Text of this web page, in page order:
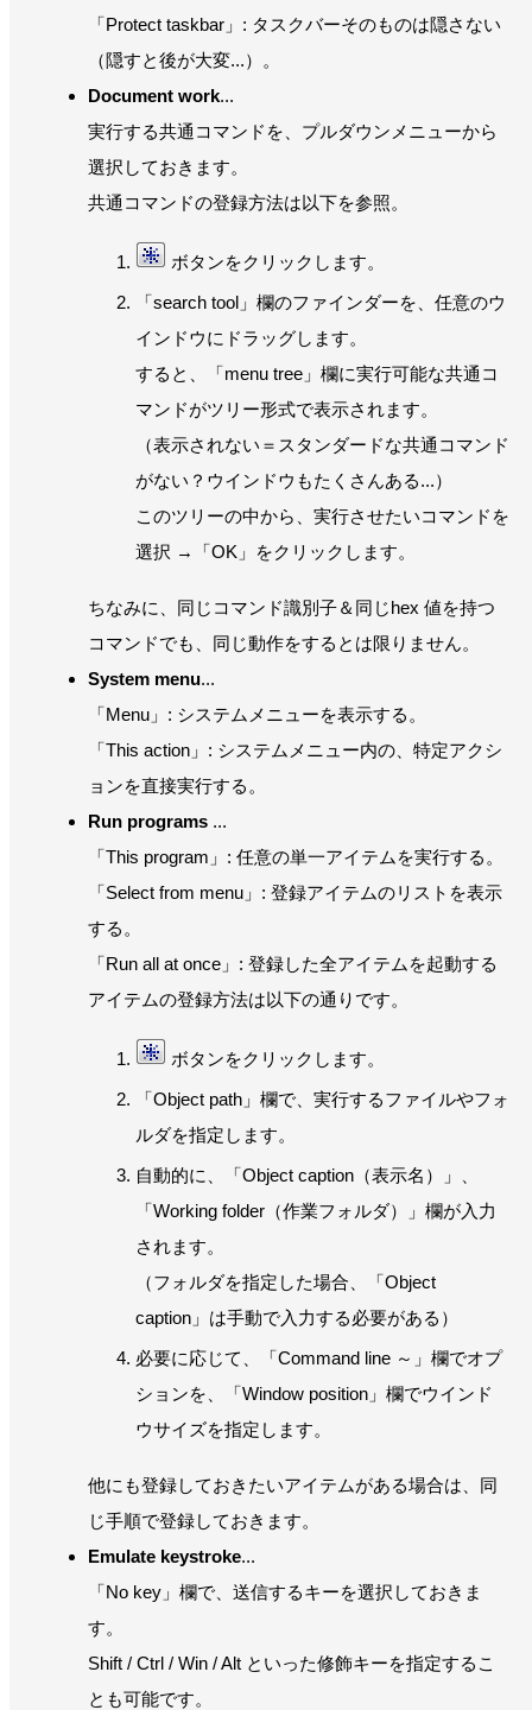
「Protect taskbar」: タスクバーそのものは隠さない
（隠すと後が大変...）。
Document work...
実行する共通コマンドを、プルダウンメニューから
選択しておきます。
共通コマンドの登録方法は以下を参照。
ボタンをクリックします。
「search tool」欄のファインダーを、任意のウ
インドウにドラッグします。
すると、「menu tree」欄に実行可能な共通コ
マンドがツリー形式で表示されます。
（表示されない＝スタンダードな共通コマンド
がない？ウインドウもたくさんある...）
このツリーの中から、実行させたいコマンドを
選択 →「OK」をクリックします。
ちなみに、同じコマンド識別子＆同じhex 値を持つ
コマンドでも、同じ動作をするとは限りません。
System menu...
「Menu」: システムメニューを表示する。
「This action」: システムメニュー内の、特定アクシ
ョンを直接実行する。
Run programs ...
「This program」: 任意の単一アイテムを実行する。
「Select from menu」: 登録アイテムのリストを表示
する。
「Run all at once」: 登録した全アイテムを起動する
アイテムの登録方法は以下の通りです。
ボタンをクリックします。
「Object path」欄で、実行するファイルやフォ
ルダを指定します。
自動的に、「Object caption（表示名）」、
「Working folder（作業フォルダ）」欄が入力
されます。
（フォルダを指定した場合、「Object
caption」は手動で入力する必要がある）
必要に応じて、「Command line ～」欄でオプ
ションを、「Window position」欄でウインド
ウサイズを指定します。
他にも登録しておきたいアイテムがある場合は、同
じ手順で登録しておきます。
Emulate keystroke...
「No key」欄で、送信するキーを選択しておきま
す。
Shift / Ctrl / Win / Alt といった修飾キーを指定するこ
とも可能です。